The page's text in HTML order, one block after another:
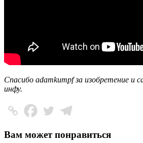
Спасибо adamkumpf за изобретение и
инфу.
Вам может понравиться